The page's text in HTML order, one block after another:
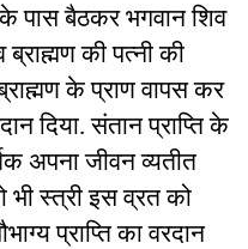
के पास बैठकर भगवान शिव
ब्राह्मण की पत्नी की
के प्राण वापस कर
दिया. संतान प्राप्ति के
अपना जीवन व्यतीत
भी स्त्री इस व्रत को
प्राप्ति का वरदान